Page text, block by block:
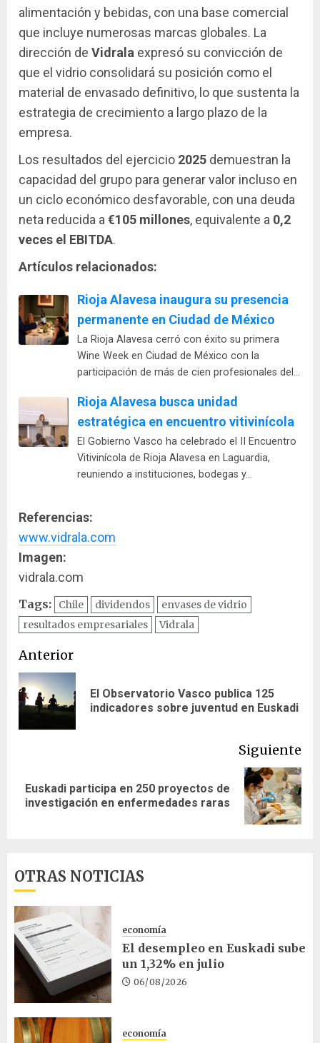
alimentación y bebidas, con una base comercial
que incluye numerosas marcas globales. La
dirección de Vidrala expresó su convicción de
que el vidrio consolidará su posición como el
material de envasado definitivo, lo que sustenta la
estrategia de crecimiento a largo plazo de la
empresa.
Los resultados del ejercicio 2025 demuestran la
capacidad del grupo para generar valor incluso en
un ciclo económico desfavorable, con una deuda
neta reducida a€105 millones, equivalente a 0,2
veces el EBITDA.
Artículos relacionados:
Rioja Alavesa inaugura su presencia
permanente en Ciudad de México
La Rioja Alavesa cerró con éxito su primera
Wine Week en Ciudad de México con la
participación de más de cien profesionales del…
Rioja Alavesa busca unidad
estratégica en encuentro vitivinícola
El Gobierno Vasco ha celebrado el II Encuentro
Vitivinícola de Rioja Alavesa en Laguardia,
reuniendo a instituciones, bodegas y…
Referencias:
www.vidrala.com
Imagen:
vidrala.com
Tags: Chile dividendos
envases de vidrio
resultados empresariales
Vidrala
Navegación
de
entradas
Anterior
El Observatorio Vasco publica 125
indicadores sobre juventud en Euskadi
Siguiente
Siguiente
entrada:
Euskadi participa en 250 proyectos de
investigación en enfermedades raras
OTRAS NOTICIAS
economía
El desempleo en Euskadi sube
un 1,32% en julio
06/08/2026
economía